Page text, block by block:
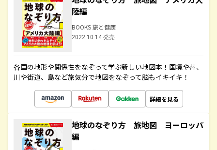
陸編
BOOKS 旅と健康
2022.10.14 発売
各国の地形や関係性をなぞって学ぶ新しい地図本！国境や州、
川や街道、島など旅気分で地図をなぞって脳もイキイキ！
詳細を見る
地球のなぞり方 旅地図 ヨーロッパ
編